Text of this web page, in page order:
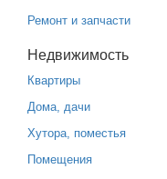
Ремонт и запчасти
Недвижимость
Квартиры
Дома, дачи
Хутора, поместья
Помещения